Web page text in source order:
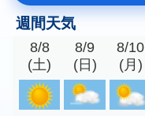
週間天気
8/8
(土)
8/9
(日)
8/10
(月)